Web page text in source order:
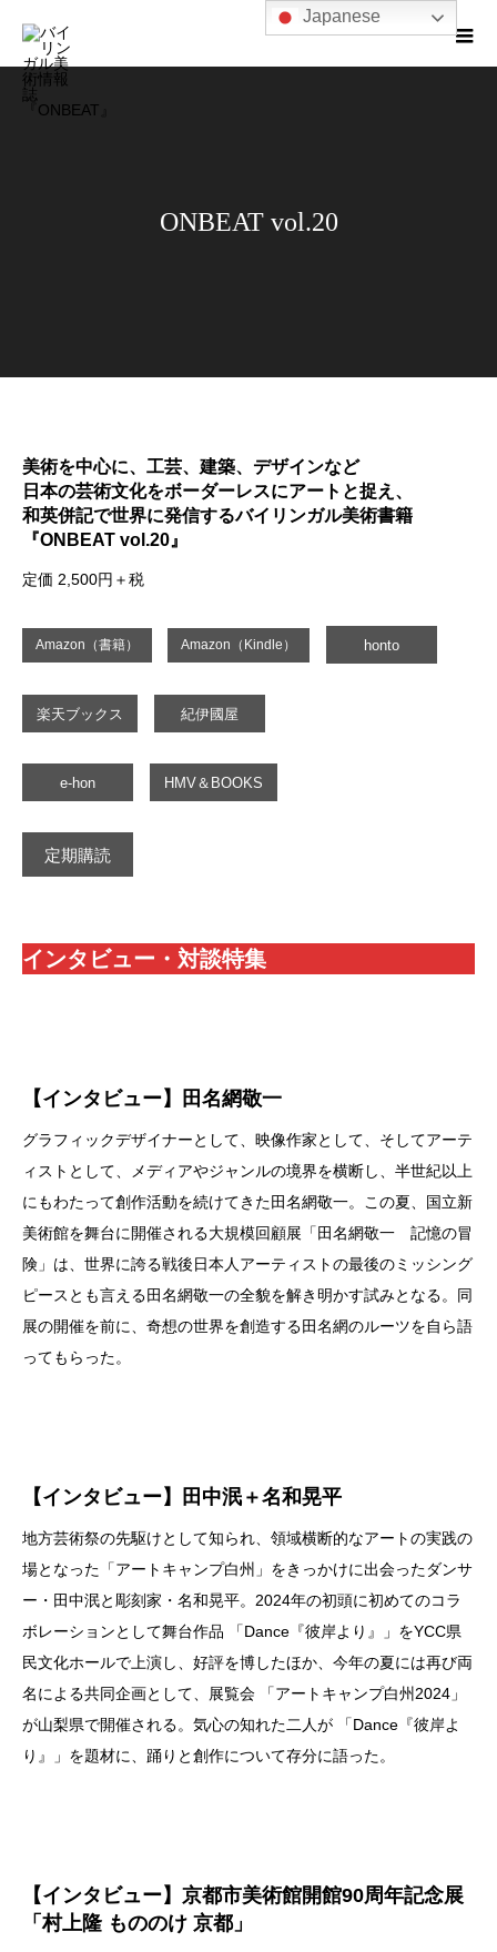
ONBEAT vol.20
美術を中心に、工芸、建築、デザインなど
日本の芸術文化をボーダーレスにアートと捉え、
和英併記で世界に発信するバイリンガル美術書籍
『ONBEAT vol.20』
定価 2,500円＋税
Amazon（書籍） Amazon（Kindle） honto
楽天ブックス 紀伊國屋
e-hon HMV＆BOOKS
定期購読
インタビュー・対談特集
【インタビュー】田名網敬一
グラフィックデザイナーとして、映像作家として、そしてアーテ
ィストとして、メディアやジャンルの境界を横断し、半世紀以上
にもわたって創作活動を続けてきた田名網敬一。この夏、国立新
美術館を舞台に開催される大規模回顧展「田名網敬一 記憶の冒
険」は、世界に誇る戦後日本人アーティストの最後のミッシング
ピースとも言える田名網敬一の全貌を解き明かす試みとなる。同
展の開催を前に、奇想の世界を創造する田名網のルーツを自ら語
ってもらった。
【インタビュー】 田中泯＋名和晃平
地方芸術祭の先駆けとして知られ、領域横断的なアートの実践の
場となった「アートキャンプ白州」をきっかけに出会ったダンサ
ー・田中泯と彫刻家・名和晃平。2024年の初頭に初めてのコラ
ボレーションとして舞台作品 「Dance『彼岸より』」をYCC県
民文化ホールで上演し、好評を博したほか、今年の夏には再び両
名による共同企画として、展覧会 「アートキャンプ白州2024」
が山梨県で開催される。気心の知れた二人が 「Dance『彼岸よ
り』」を題材に、踊りと創作について存分に語った。
【インタビュー】 京都市美術館開館90周年記念展
「村上隆 もののけ 京都」
Japanese